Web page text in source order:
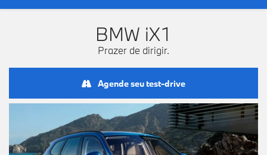
BMW iX1
Prazer de dirigir.
Agende seu test-drive